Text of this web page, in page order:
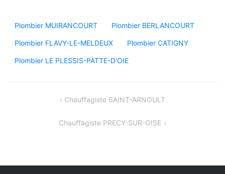
Plombier MUIRANCOURT Plombier BERLANCOURT
Plombier FLAVY-LE-MELDEUX Plombier CATIGNY
Plombier LE PLESSIS-PATTE-D'OIE
NavigationChauffagiste SAINT-ARNOULT
Chauffagiste PRECY-SUR-OISE